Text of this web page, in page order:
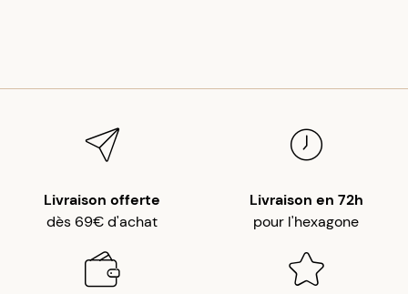
Livraison offerte
dès 69€ d'achat
Livraison en 72h
pour l'hexagone